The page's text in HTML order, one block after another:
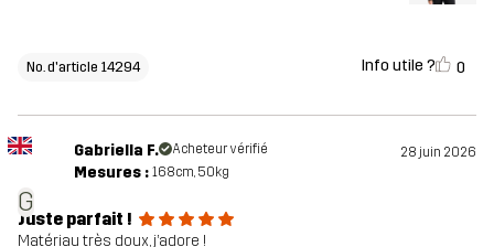
No. d'article 14294 Info utile ? 0
G
Gabriella F. Acheteur vérifié 28 juin 2026
Mesures : 168cm, 50kg
Juste parfait !
Matériau très doux, j’adore !